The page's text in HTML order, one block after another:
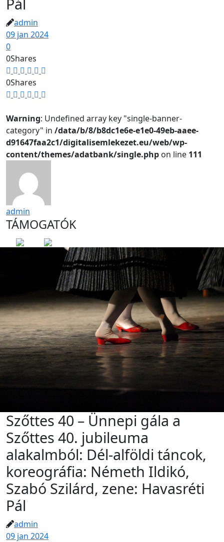
admin
09 jan 2024
0
0Shares
0Shares
Warning: Undefined array key "single-banner-
category" in /data/b/8/b8dc1e6e-e1e0-49eb-aaee-
d91647faa2c1/digitalisemlekezet.eu/web/wp-
content/themes/adatbank/single.php on line 111
admin
TÁMOGATÓK
Szőttes 40 – Ünnepi gála a
Szőttes 40. jubileuma
alakalmból: Dél-alföldi táncok,
koreográfia: Németh Ildikó,
Szabó Szilárd, zene: Havasréti
Pál
admin
09 jan 2024